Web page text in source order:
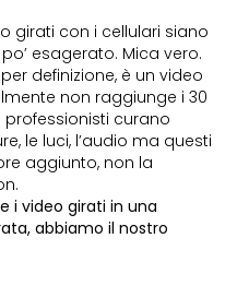
girati con i cellulari siano
esagerato. Mica vero.
definizione, è un video
non raggiunge i 30
professionisti curano
le luci, l’audio ma questi
aggiunto, non la
i video girati in una
abbiamo il nostro